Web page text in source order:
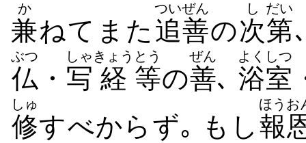
兼
か
ねてまた 追善
ついぜん
の次
し
第
だい
仏
ぶつ
・ 写
しゃ
経
きょう
等
とう
の善
ぜん
､ 浴室
よくしつ
修
しゅ
すべからず｡ もし 報
ほうお